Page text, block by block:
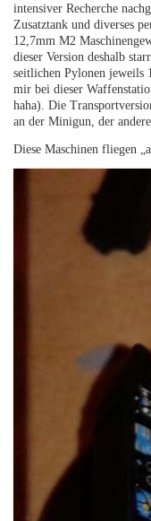
intensiver Recherche
Zusatztank und diverses
12,7mm M2
dieser Version deshalb
seitlichen Pylonen jeweils
mir bei dieser
haha). Die
an der Minigun, der
Diese Maschinen fliegen